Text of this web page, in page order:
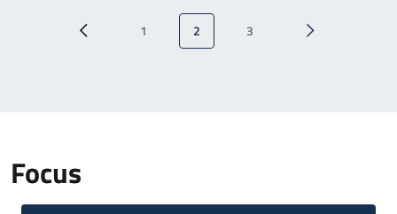
Paginazione
Pagina precedente
Pagina
1 Pagina attuale
2 Pagina
3 Pagina
Focus